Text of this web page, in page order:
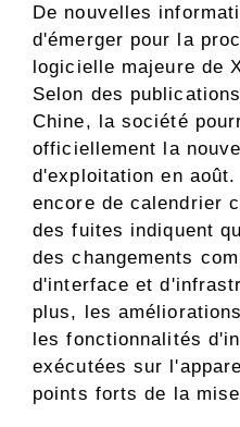
De nouvelles
d'émerger pour la
logicielle majeure de
Selon des
Chine, la société
officiellement la
d'exploitation en
encore de calendrier
des fuites indiquent
des changements
d'interface et
plus, les
les fonctionnalités
exécutées sur
points forts de la